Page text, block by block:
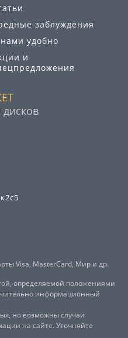
заблуждения
удобно
и
Visa, MasterCard, Мир и др.
определяемой положениями
информационный
но возможны случаи
на сайте. Уточняйте